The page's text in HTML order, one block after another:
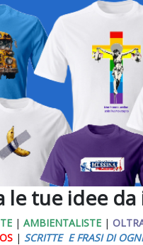
le tue idee da
| AMBIENTALISTE |
| SCRITTE E FRASI DI